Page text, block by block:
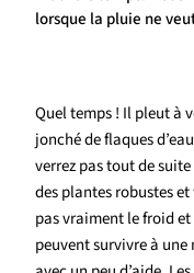
lorsque la pluie ne
Quel temps ! Il pleut à
jonché de flaques
verrez pas tout de
des plantes robustes
pas vraiment le froid
peuvent survivre à